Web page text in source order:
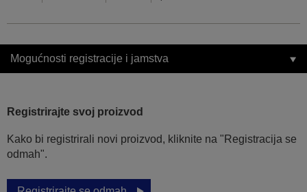
Mogućnosti registracije i jamstva
Registrirajte svoj proizvod
Kako bi registrirali novi proizvod, kliknite na "Registracija se
odmah".